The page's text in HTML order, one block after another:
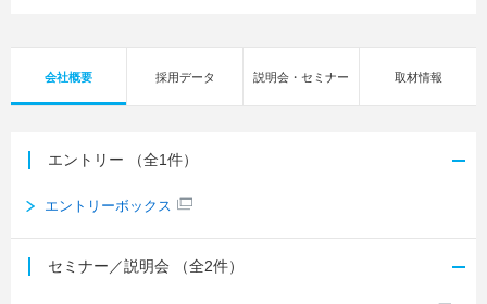
会社概要 採用データ 説明会・セミナー 取材情報
エントリー （全1件）
エントリーボックス
セミナー／説明会 （全2件）